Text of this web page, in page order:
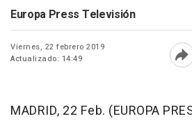
Europa Press Televisión
Viernes, 22 febrero 2019
Actualizado: 14:49
MADRID, 22 Feb. (EUROPA